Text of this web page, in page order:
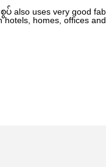
also uses very good
homes, offices